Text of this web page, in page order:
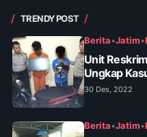
TRENDY POST
Berita•Jatim•
Unit
Ungkap
30 Des, 2022
Berita•Jatim•